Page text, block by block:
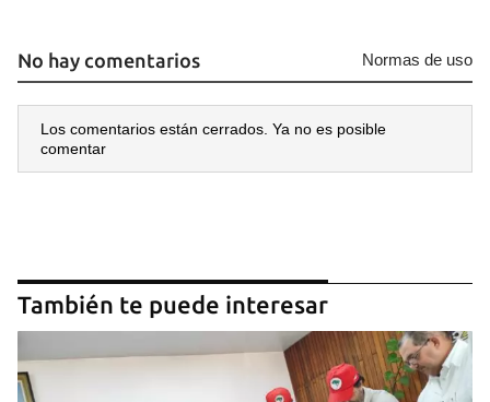
No hay comentarios Normas de uso
Los comentarios están cerrados. Ya no es posible
comentar
También te puede interesar